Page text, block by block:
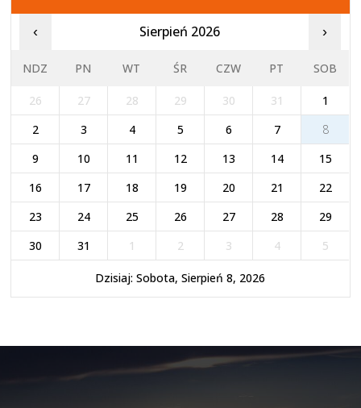
‹ Sierpień 2026 ›
NDZ PN WT ŚR CZW PT SOB
26 27 28 29 30 31
1
2
3 4 5 6 7
8
9
10 11 12 13 14
15
16
17 18 19 20 21
22
23
24 25 26 27 28
29
30
31 1 2 3 4 5
Dzisiaj: Sobota, Sierpień 8, 2026